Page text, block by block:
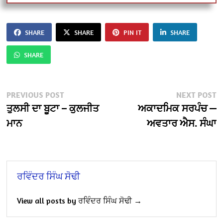
SHARE SHARE PIN IT SHARE
SHARE
Post
navigation
PREVIOUS POSTPrevious
post:
ਤੁਲਸੀ ਦਾ ਬੂਟਾ – ਕੁਲਜੀਤ
ਮਾਨ
NEXT POST
ਅਕਾਦਮਿਕ ਸਰਪੰਚ —
ਅਵਤਾਰ ਐਸ. ਸੰਘਾ
ਰਵਿੰਦਰ ਸਿੰਘ ਸੋਢੀ
View all posts by ਰਵਿੰਦਰ ਸਿੰਘ ਸੋਢੀ →